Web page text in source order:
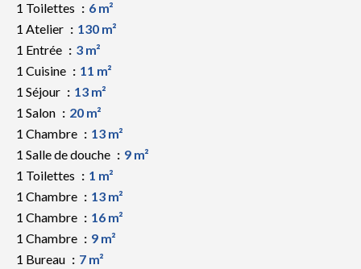
1 Toilettes
6 m²
1 Atelier
130 m²
1 Entrée
3 m²
1 Cuisine
11 m²
1 Séjour
13 m²
1 Salon
20 m²
1 Chambre
13 m²
1 Salle de douche
9 m²
1 Toilettes
1 m²
1 Chambre
13 m²
1 Chambre
16 m²
1 Chambre
9 m²
1 Bureau
7 m²